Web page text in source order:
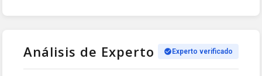
Análisis de Experto Experto verificado